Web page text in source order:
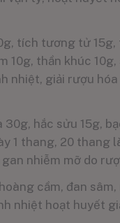
tích tương tử 15g,
10g, thần khúc
nhiệt, giải rượu
30g, hắc sửu 15g,
1 thang, 20 thang
nhiễm mỡ do
cầm, đan
nhiệt hoạt huyết